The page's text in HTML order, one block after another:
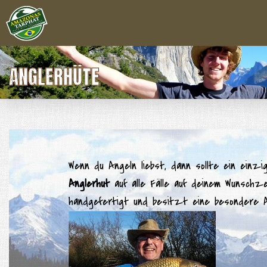
ANGLERHÜTE
Wenn du Angeln liebst, dann sollte ein
Anglerhutauf alle Fälle auf deinem
handgefertigt und besitzt eine besondere